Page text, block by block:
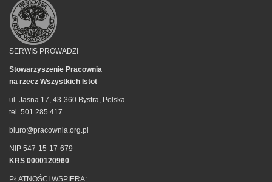
SERWIS PROWADZI
Stowarzyszenie Pracownia
na rzecz Wszystkich Istot
ul. Jasna 17, 43-360 Bystra, Polska
tel. 501 285 417
biuro@pracownia.org.pl
NIP 547-15-17-679
KRS 0000120960
PŁATNOŚCI WSPIERA: